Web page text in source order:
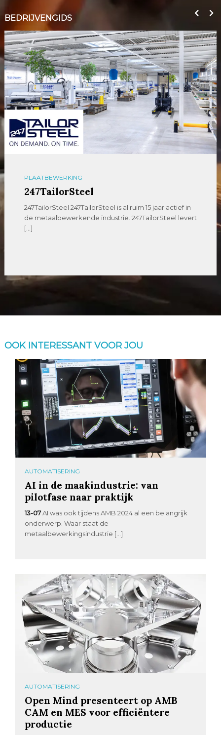
BEDRIJVENGIDS
PLAATBEWERKING
247TailorSteel
247TailorSteel 247TailorSteel is al ruim 15 jaar actief in
de metaalbewerkende industrie. 247TailorSteel levert
[…]
OOK INTERESSANT VOOR JOU
AUTOMATISERING
AI in de maakindustrie: van
pilotfase naar praktijk
13-07 AI was ook tijdens AMB 2024 al een belangrijk
onderwerp. Waar staat de
metaalbewerkingsindustrie […]
AUTOMATISERING
Open Mind presenteert op AMB
CAM en MES voor efficiëntere
productie